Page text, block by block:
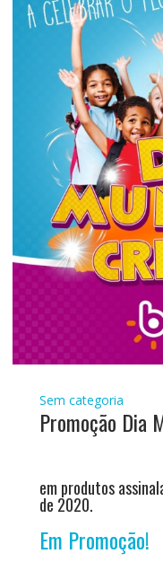
Sem categoria
Promoção Dia
em produtos
de 2020.
Em Promoção!